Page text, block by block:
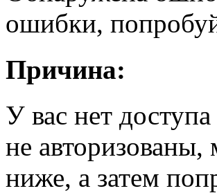
ошибки,
Причина:
У вас нет
не авторизованы,
ниже, а затем